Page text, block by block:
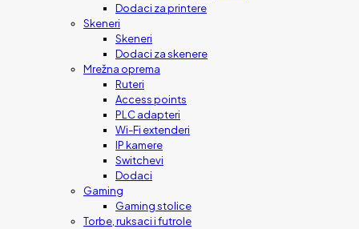
Dodaci za printere
Skeneri
Skeneri
Dodaci za skenere
Mrežna oprema
Ruteri
Access points
PLC adapteri
Wi-Fi extenderi
IP kamere
Switchevi
Dodaci
Gaming
Gaming stolice
Torbe, ruksaci i futrole